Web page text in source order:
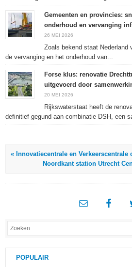
Gemeenten en provincies:
onderhoud en vervanging
26 MEI 2026
Zoals bekend staat Nederland
de vervanging en het onderhoud van...
Forse klus: renovatie
uitgevoerd door
20 MEI 2026
Rijkswaterstaat heeft de
definitief gegund aan combinatie DSH, een
« Innovatiecentrale en Verkeerscentrale
Noordkant station Utrecht
POPULAIR